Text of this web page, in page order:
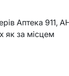
Аптека 911,
як за місцем